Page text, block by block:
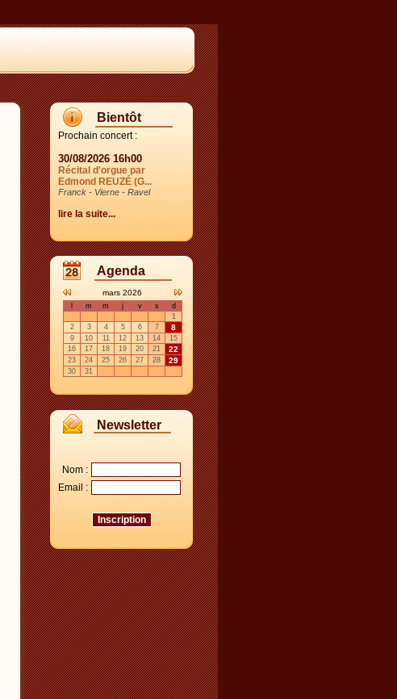
Bientôt
Prochain concert :
30/08/2026 16h00
Récital d'orgue par
Edmond REUZÉ (G...
Franck - Vierne - Ravel
lire la suite...
Agenda
mars 2026
m m j v s
d
1
2
3 4 5 6 7 8
9 10 11 12 13 14
15
16
17 18 19 20 21 22
23 24 25 26 27 28 29
30 31
Newsletter
Nom :
Email :